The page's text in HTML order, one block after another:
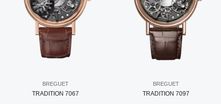
BREGUET
TRADITION 7067
BREGUET
TRADITION 7097